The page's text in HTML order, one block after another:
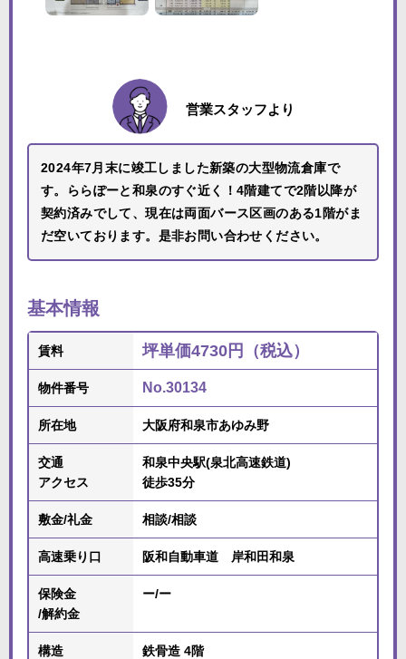
営業スタッフより
2024年7月末に竣工しました新築の大型物流倉庫で
す。ららぽーと和泉のすぐ近く！4階建てで2階以降が
契約済みでして、現在は両面バース区画のある1階がま
だ空いております。是非お問い合わせください。
基本情報
賃料 坪単価4730円（税込）
物件番号 No.30134
所在地 大阪府和泉市あゆみ野
交通
アクセス
和泉中央駅(泉北高速鉄道)
徒歩35分
敷金/礼金 相談/相談
高速乗り口 阪和自動車道 岸和田和泉
保険金
/解約金
ー/ー
構造 鉄骨造 4階